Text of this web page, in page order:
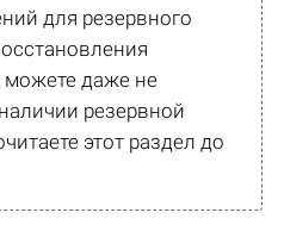
для резервного
даже не
резервной
этот раздел до